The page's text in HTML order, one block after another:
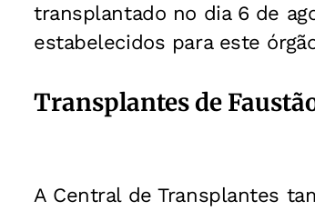
transplantado no dia 6 de
estabelecidos para este
Transplantes de
A Central de Transplantes